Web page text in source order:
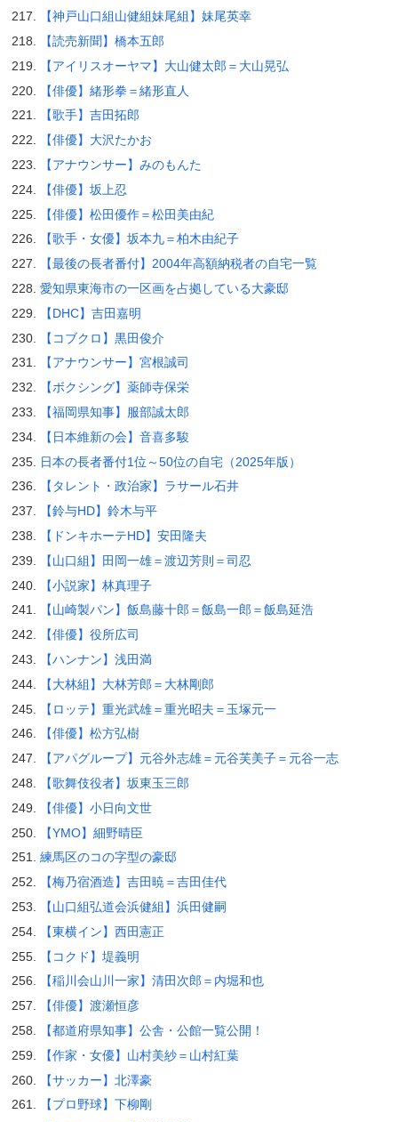
【神戸山口組山健組妹尾組】妹尾英幸
【読売新聞】橋本五郎
【アイリスオーヤマ】大山健太郎＝大山晃弘
【俳優】緒形拳＝緒形直人
【歌手】吉田拓郎
【俳優】大沢たかお
【アナウンサー】みのもんた
【俳優】坂上忍
【俳優】松田優作＝松田美由紀
【歌手・女優】坂本九＝柏木由紀子
【最後の長者番付】2004年高額納税者の自宅一覧
愛知県東海市の一区画を占拠している大豪邸
【DHC】吉田嘉明
【コブクロ】黒田俊介
【アナウンサー】宮根誠司
【ボクシング】薬師寺保栄
【福岡県知事】服部誠太郎
【日本維新の会】音喜多駿
日本の長者番付1位～50位の自宅（2025年版）
【タレント・政治家】ラサール石井
【鈴与HD】鈴木与平
【ドンキホーテHD】安田隆夫
【山口組】田岡一雄＝渡辺芳則＝司忍
【小説家】林真理子
【山崎製パン】飯島藤十郎＝飯島一郎＝飯島延浩
【俳優】役所広司
【ハンナン】浅田満
【大林組】大林芳郎＝大林剛郎
【ロッテ】重光武雄＝重光昭夫＝玉塚元一
【俳優】松方弘樹
【アパグループ】元谷外志雄＝元谷芙美子＝元谷一志
【歌舞伎役者】坂東玉三郎
【俳優】小日向文世
【YMO】細野晴臣
練馬区のコの字型の豪邸
【梅乃宿酒造】吉田暁＝吉田佳代
【山口組弘道会浜健組】浜田健嗣
【東横イン】西田憲正
【コクド】堤義明
【稲川会山川一家】清田次郎＝内堀和也
【俳優】渡瀬恒彦
【都道府県知事】公舎・公館一覧公開！
【作家・女優】山村美紗＝山村紅葉
【サッカー】北澤豪
【プロ野球】下柳剛